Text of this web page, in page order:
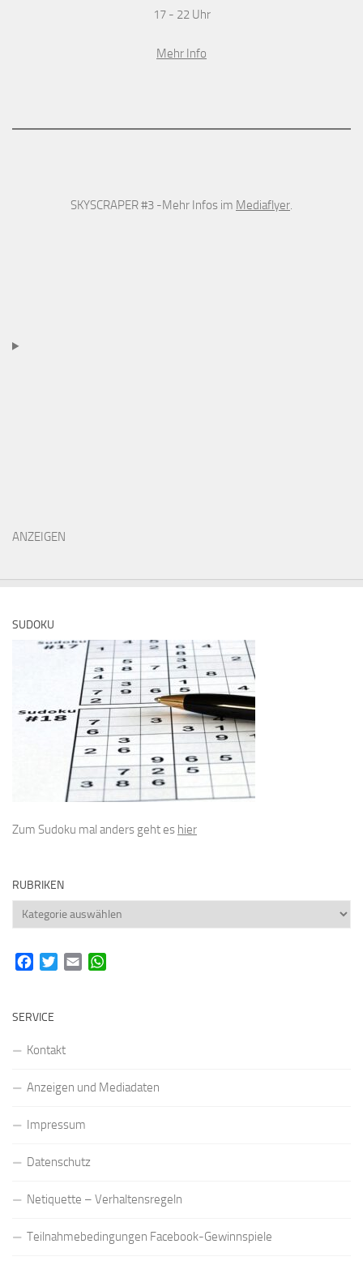
17 - 22 Uhr
Mehr Info
SKYSCRAPER #3 -Mehr Infos im Mediaflyer.
ANZEIGEN
SUDOKU
Zum Sudoku mal anders geht es hier
RUBRIKEN
Rubriken
FacebookTwitterEmail
SERVICE
Kontakt
Anzeigen und Mediadaten
Impressum
Datenschutz
Netiquette – Verhaltensregeln
Teilnahmebedingungen Facebook-Gewinnspiele